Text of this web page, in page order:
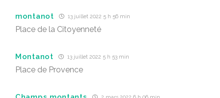
montanot 13 juillet 2022 5 h 56 min
Place de la Citoyenneté
Montanot 13 juillet 2022 5 h 53 min
Place de Provence